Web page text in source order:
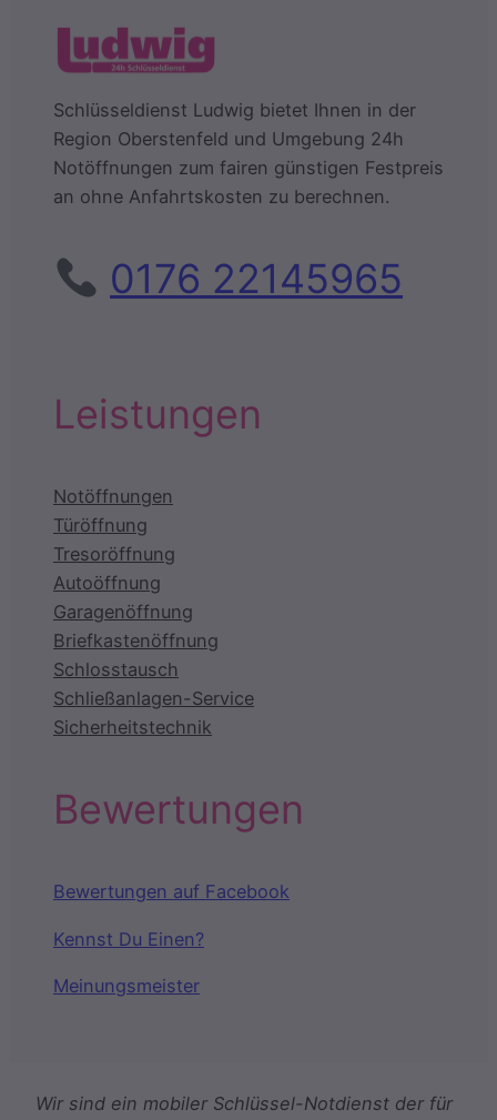
Schlüsseldienst Ludwig bietet Ihnen in der
Region Oberstenfeld und Umgebung 24h
Notöffnungen zum fairen günstigen Festpreis
an ohne Anfahrtskosten zu berechnen.
0176 22145965
Leistungen
Notöffnungen
Türöffnung
Tresoröffnung
Autoöffnung
Garagenöffnung
Briefkastenöffnung
Schlosstausch
Schließanlagen-Service
Sicherheitstechnik
Bewertungen
Bewertungen auf Facebook
Kennst Du Einen?
Meinungsmeister
Wir sind ein mobiler Schlüssel-Notdienst der für